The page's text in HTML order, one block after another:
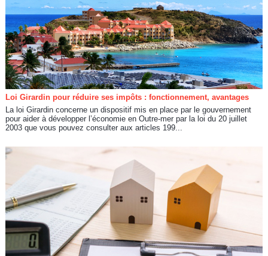
Loi Girardin pour réduire ses impôts : fonctionnement, avantages
La loi Girardin concerne un dispositif mis en place par le gouvernement
pour aider à développer l’économie en Outre-mer par la loi du 20 juillet
2003 que vous pouvez consulter aux articles 199...